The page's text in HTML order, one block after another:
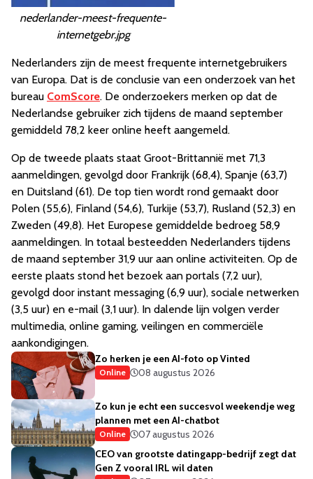
nederlander-meest-frequente-
internetgebr.jpg
Nederlanders zijn de meest frequente internetgebruikers
van Europa. Dat is de conclusie van een onderzoek van het
bureau ComScore. De onderzoekers merken op dat de
Nederlandse gebruiker zich tijdens de maand september
gemiddeld 78,2 keer online heeft aangemeld.
Op de tweede plaats staat Groot-Brittannië met 71,3
aanmeldingen, gevolgd door Frankrijk (68,4), Spanje (63,7)
en Duitsland (61). De top tien wordt rond gemaakt door
Polen (55,6), Finland (54,6), Turkije (53,7), Rusland (52,3) en
Zweden (49,8). Het Europese gemiddelde bedroeg 58,9
aanmeldingen. In totaal besteedden Nederlanders tijdens
de maand september 31,9 uur aan online activiteiten. Op de
eerste plaats stond het bezoek aan portals (7,2 uur),
gevolgd door instant messaging (6,9 uur), sociale netwerken
(3,5 uur) en e-mail (3,1 uur). In dalende lijn volgen verder
multimedia, online gaming, veilingen en commerciële
aankondigingen.
Zo herken je een AI-foto op Vinted
Online 08 augustus 2026
Zo kun je echt een succesvol weekendje weg
plannen met een AI-chatbot
Online
07 augustus 2026
CEO van grootste datingapp-bedrijf zegt dat
Gen Z vooral IRL wil daten